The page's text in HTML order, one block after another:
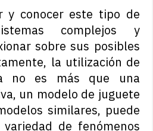
y conocer este tipo de
complejos y
sobre sus posibles
la utilización de
no es más que una
un modelo de juguete
similares, puede
de fenómenos